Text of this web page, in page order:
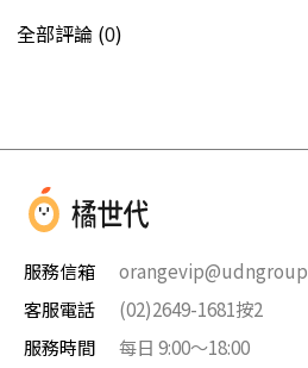
全部評論 (0)
服務信箱
客服電話
(02)2649-1681按2
服務時間
每日 9:00～18:00